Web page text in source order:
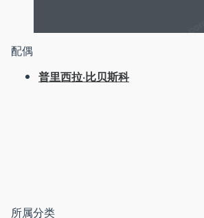
配偶
普里西拉·比贝斯科
所属分类